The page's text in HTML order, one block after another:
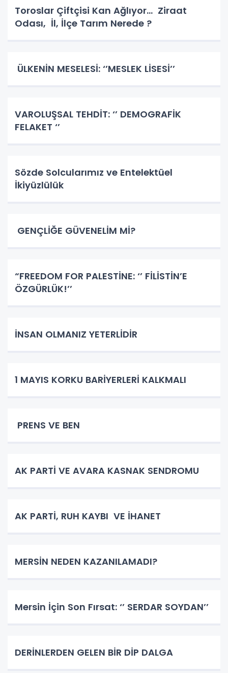
Toroslar Çiftçisi Kan Ağlıyor… Ziraat
Odası, İl, İlçe Tarım Nerede ?
ÜLKENİN MESELESİ: ‘’MESLEK LİSESİ’’
VAROLUŞSAL TEHDİT: ‘’ DEMOGRAFİK
FELAKET ‘’
Sözde Solcularımız ve Entelektüel
İkiyüzlülük
GENÇLİĞE GÜVENELİM Mİ?
​​​​​​​“FREEDOM FOR PALESTİNE: ‘’ FİLİSTİN’E
ÖZGÜRLÜK!’’
İNSAN OLMANIZ YETERLİDİR
1 MAYIS KORKU BARİYERLERİ KALKMALI
PRENS VE BEN
AK PARTİ VE AVARA KASNAK SENDROMU
AK PARTİ, RUH KAYBI VE İHANET
MERSİN NEDEN KAZANILAMADI?
Mersin İçin Son Fırsat: ‘’ SERDAR SOYDAN’’
DERİNLERDEN GELEN BİR DİP DALGA